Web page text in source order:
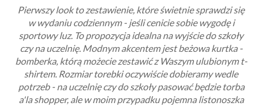
Pierwszy look to zestawienie, które świetnie sprawdzi się
w wydaniu codziennym - jeśli cenicie sobie wygodę i
sportowy luz. To propozycja idealna na wyjście do szkoły
czy na uczelnię. Modnym akcentem jest beżowa kurtka -
bomberka, którą możecie zestawić z Waszym ulubionym t-
shirtem. Rozmiar torebki oczywiście dobieramy wedle
potrzeb - na uczelnię czy do szkoły pasować będzie torba
a'la shopper, ale w moim przypadku pojemna listonoszka